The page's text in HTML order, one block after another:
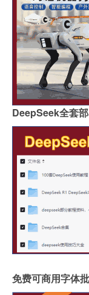
DeepSeek全套
免费可商用字体